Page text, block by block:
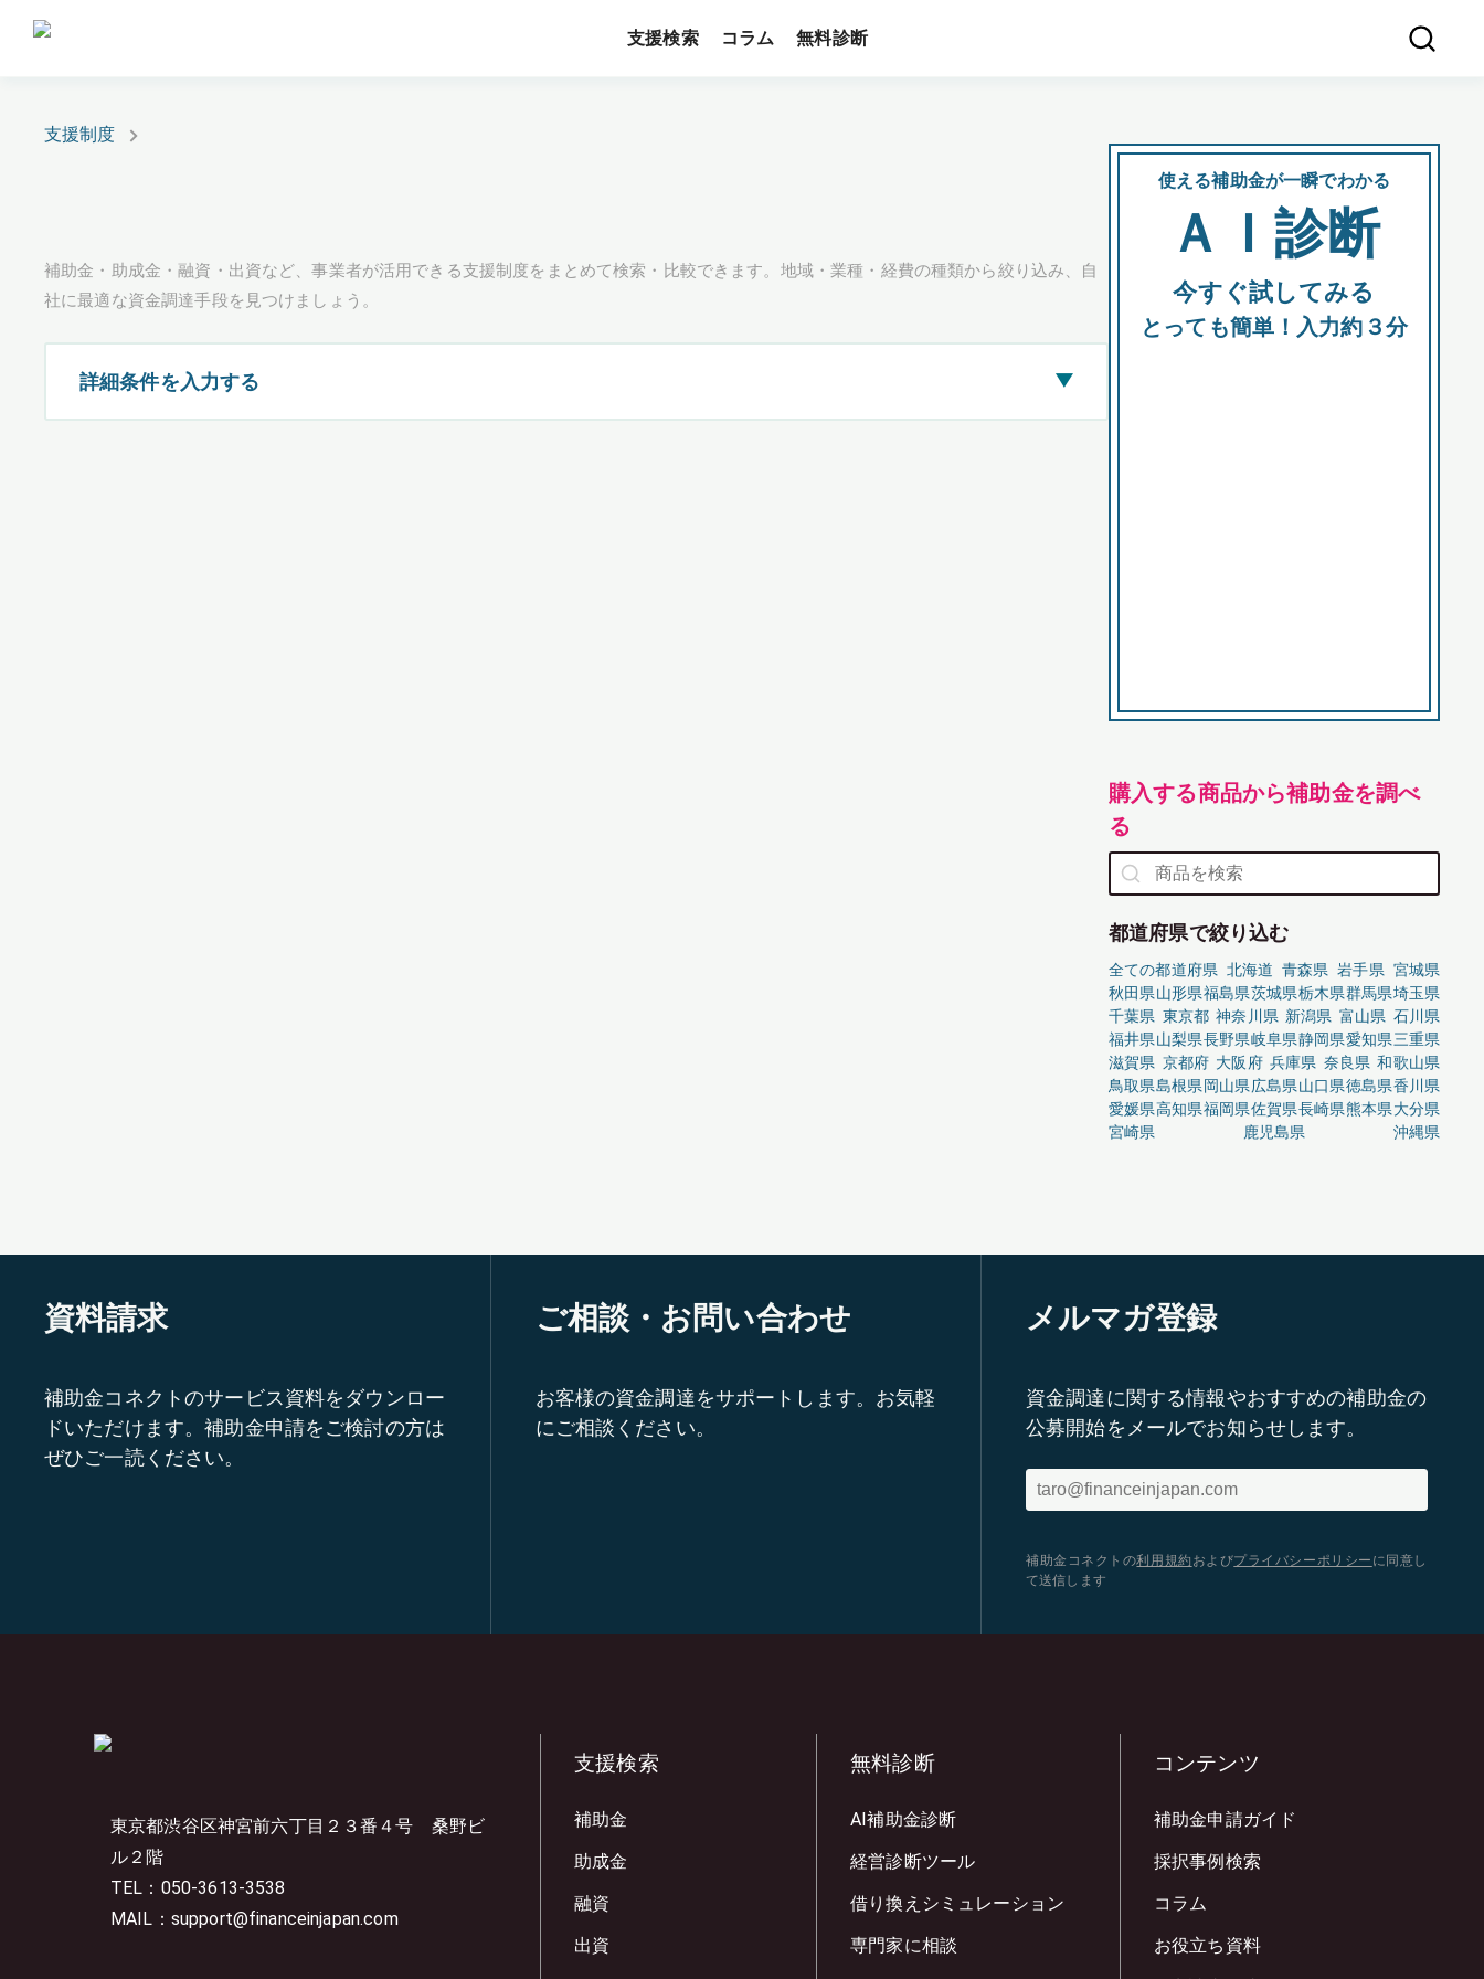
支援検索 コラム 無料診断
支援制度
補助金・助成金・融資・出資など、事業者が活用できる支援制度をまとめて検索・比較できます。地域・業種・経費の種類から絞り込み、自
社に最適な資金調達手段を見つけましょう。
詳細条件を入力する ▶
使える補助金が一瞬でわかる
ＡＩ診断
今すぐ試してみる
とっても簡単！入力約３分
購入する商品から補助金を調べ
る
都道府県で絞り込む
全ての都道府県 北海道 青森県 岩手県 宮城県
秋田県山形県福島県茨城県栃木県群馬県埼玉県
千葉県 東京都 神奈川県 新潟県 富山県 石川県
福井県山梨県長野県岐阜県静岡県愛知県三重県
滋賀県 京都府 大阪府 兵庫県 奈良県 和歌山県
鳥取県島根県岡山県広島県山口県徳島県香川県
愛媛県高知県福岡県佐賀県長崎県熊本県大分県
宮崎県
鹿児島県 沖縄県
資料請求
補助金コネクトのサービス資料をダウンロー
ドいただけます。補助金申請をご検討の方は
ぜひご一読ください。
ご相談・お問い合わせ
お客様の資金調達をサポートします。お気軽
にご相談ください。
メルマガ登録
資金調達に関する情報やおすすめの補助金の
公募開始をメールでお知らせします。
補助金コネクトの利用規約 およびプライバシーポリシー に同意し
て送信します
東京都渋谷区神宮前六丁目２３番４号 桑野ビ
ル２階
TEL：050-3613-3538
MAIL：support@financeinjapan.com
支援検索
補助金
助成金
融資
出資
無料診断
AI補助金診断
経営診断ツール
借り換えシミュレーション
専門家に相談
コンテンツ
補助金申請ガイド
採択事例検索
コラム
お役立ち資料